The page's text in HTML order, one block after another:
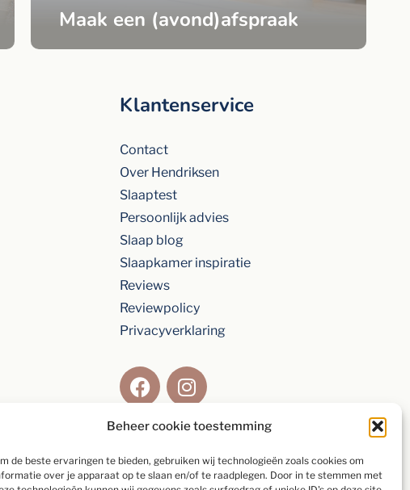
Beheer cookie toestemming
de beste ervaringen te bieden, gebruiken wij technologieën zoals cookies om
over je apparaat op te slaan en/of te raadplegen. Door in te stemmen met
Maak een (avond)afspraak
Klantenservice
Contact
Over Hendriksen
Slaaptest
Persoonlijk advies
Slaap blog
Slaapkamer inspiratie
Reviews
Reviewpolicy
Privacyverklaring
individuele klanten via5-sterrenspecialist